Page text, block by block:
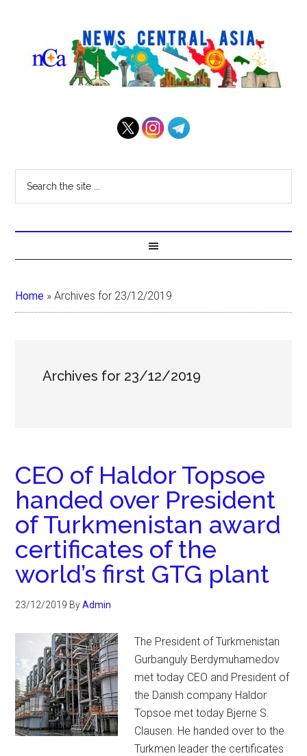
Home »Archives for 23/12/2019
Archives for 23/12/2019
CEO of Haldor Topsoe
handed over President
of Turkmenistan award
certificates of the
world’s first GTG plant
23/12/2019 ByAdmin
The President of Turkmenistan
Gurbanguly Berdymuhamedov
met today CEO and President of
the Danish company Haldor
Topsoe met today Bjerne S.
Clausen. He handed over to the
Turkmen leader the certificates